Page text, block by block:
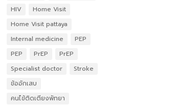
HIV
Home Visit
Home Visit pattaya
Internal medicine
PEP
PEP
PrEP
PrEP
Specialist doctor
Stroke
ข้ออักเสบ
คนไข้ติดเตียงพัทยา